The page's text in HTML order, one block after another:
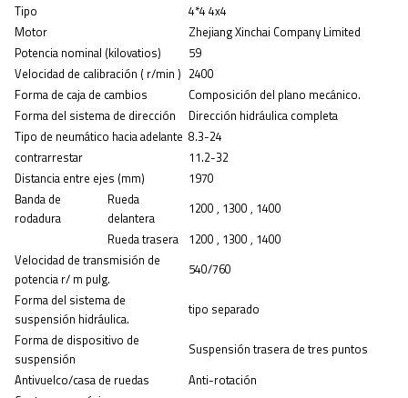
Tipo
4*4 4x4
Motor
ZhejiangXinchai Company Limited
Potencia nominal (kilovatios)
59
Velocidad de calibración ( r/min ) 2400
Forma de caja de cambios
Composición del plano mecánico.
Forma del sistema de dirección
Dirección hidráulica completa
Tipo de neumático hacia adelante 8.3-24
contrarrestar
11.2-32
Distancia entre ejes (mm)
1970
Banda de
rodadura
Rueda
delantera
1200 , 1300 , 1400
Rueda trasera 1200 , 1300 , 1400
Velocidad de transmisión de
potencia r/ m pulg.
540/760
Forma del sistema de
suspensión hidráulica.
tipo separado
Forma de dispositivo de
suspensión
Suspensión trasera de tres puntos
Antivuelco/casa de ruedas
Anti-rotación